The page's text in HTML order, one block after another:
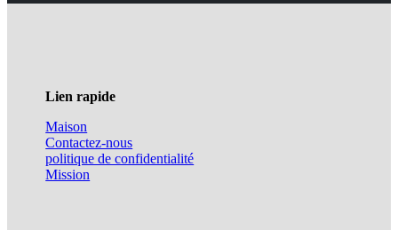
Lien rapide
Maison
Contactez-nous
politique de confidentialité
Mission